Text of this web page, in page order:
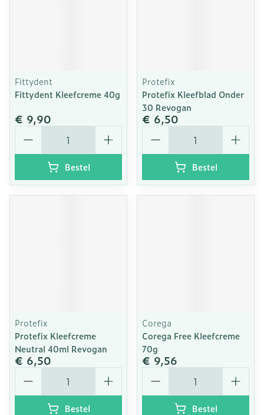
Fittydent
Fittydent Kleefcreme 40g
€ 9,90
Aantal
Bestel
Protefix
Protefix Kleefblad Onder
30 Revogan
€ 6,50
Aantal
Bestel
Protefix
Protefix Kleefcreme
Neutral 40ml Revogan
€ 6,50
Aantal
Bestel
Corega
Corega Free Kleefcreme
70g
€ 9,56
Aantal
Bestel